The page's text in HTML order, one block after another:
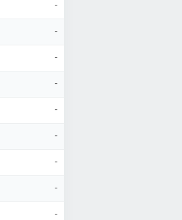
-
-
-
-
-
-
-
-
-